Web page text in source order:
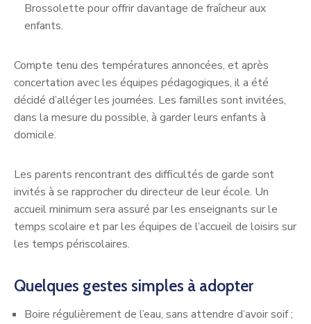
Brossolette pour offrir davantage de fraîcheur aux
enfants.
Compte tenu des températures annoncées, et après
concertation avec les équipes pédagogiques, il a été
décidé d’alléger les journées. Les familles sont invitées,
dans la mesure du possible, à garder leurs enfants à
domicile.
Les parents rencontrant des difficultés de garde sont
invités à se rapprocher du directeur de leur école. Un
accueil minimum sera assuré par les enseignants sur le
temps scolaire et par les équipes de l’accueil de loisirs sur
les temps périscolaires.
Quelques gestes simples à adopter
Boire régulièrement de l’eau, sans attendre d’avoir soif ;